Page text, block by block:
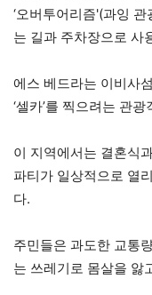
‘오버투어리즘'(과잉
는 길과 주차장으로 사
에스 베드라는 이비사
‘셀카’를 찍으려는 관
이 지역에서는 결혼식
파티가 일상적으로 열
다.
주민들은 과도한 교통
는 쓰레기로 몸살을 앓